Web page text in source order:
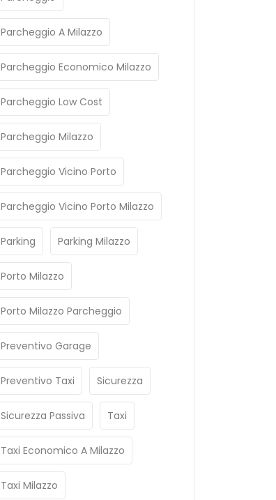
Parcheggio A Milazzo
Parcheggio Economico Milazzo
Parcheggio Low Cost
Parcheggio Milazzo
Parcheggio Vicino Porto
Parcheggio Vicino Porto Milazzo
Parking Parking Milazzo
Porto Milazzo
Porto Milazzo Parcheggio
Preventivo Garage
Preventivo Taxi Sicurezza
Sicurezza Passiva Taxi
Taxi Economico A Milazzo
Taxi Milazzo